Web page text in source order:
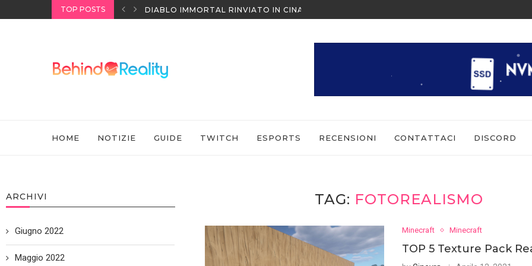
TOP POSTS
SONY DIABLO IMMORTAL RINVIATO IN CINA ALL’ULTIMO MOMENTO
HOME NOTIZIE GUIDE TWITCH ESPORTS RECENSIONI CONTATTACI DISCORD
TAG: FOTOREALISMO
Minecraft Minecraft
TOP 5 Texture Pack
ARCHIVI
Giugno 2022
Maggio 2022